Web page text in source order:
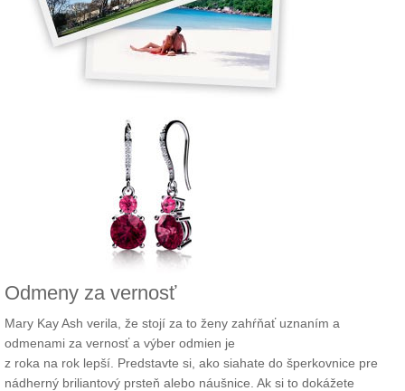
Odmeny za vernosť
Mary Kay Ash verila, že stojí za to ženy zahŕňať uznaním a
odmenami za vernosť a výber odmien je
z roka na rok lepší. Predstavte si, ako siahate do šperkovnice pre
nádherný briliantový prsteň alebo náušnice. Ak si to dokážete